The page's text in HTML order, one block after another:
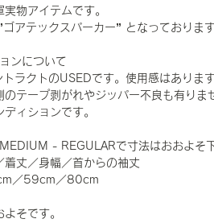
物アイテムです。
アテックスパーカー” となっております
ンについて
ラクトのUSEDです。使用感はありま
のテープ剥がれやジッパー不良も有りま
ィションです。
MEDIUM - REGULARで寸法はおおよそ
着丈／身幅／首からの袖丈
／59cm／80cm
そです。